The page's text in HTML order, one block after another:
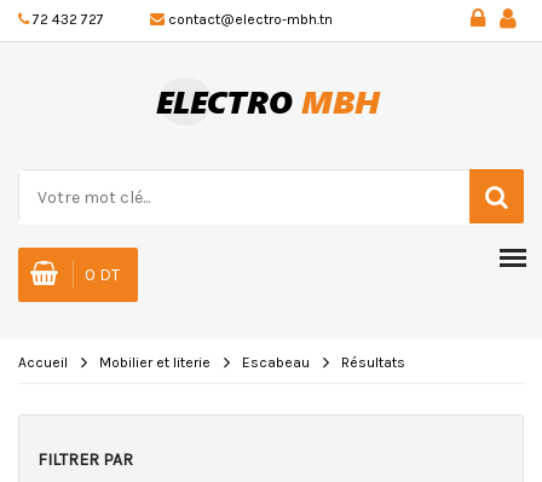
72 432 727 contact@electro-mbh.tn
0 DT
Accueil Mobilier et literie Escabeau Résultats
FILTRER PAR